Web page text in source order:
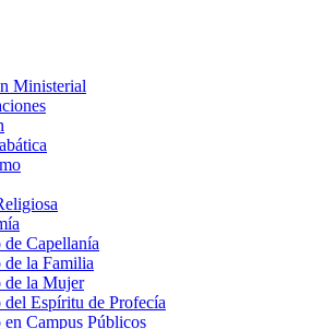
Ministerial
Capellanía
la Familia
de la Mujer
Espíritu de Profecía
Campus Públicos